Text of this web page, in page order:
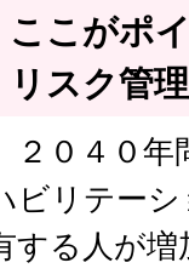
ここがポ
リスク管
２０４０年
ビリテーシ
する人が